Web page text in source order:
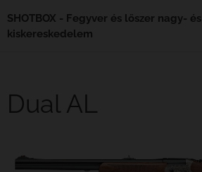
SHOTBOX - Fegyver és lőszer nagy- és
kiskereskedelem
Dual AL